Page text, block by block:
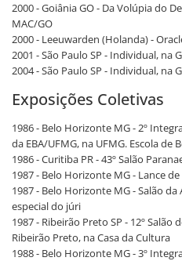
2000 - Goiânia GO - Da Volúpia do
MAC/GO
2000 - Leeuwarden (Holanda) -
2001 - São Paulo SP - Individual, na
2004 - São Paulo SP - Individual, na
Exposições Coletivas
1986 - Belo Horizonte MG - 2º
da EBA/UFMG, na UFMG. Escola de
1986 - Curitiba PR - 43º Salão
1987 - Belo Horizonte MG - Lance
1987 - Belo Horizonte MG - Salão
especial do júri
1987 - Ribeirão Preto SP - 12º
Ribeirão Preto, na Casa da Cultura
1988 - Belo Horizonte MG - 3º